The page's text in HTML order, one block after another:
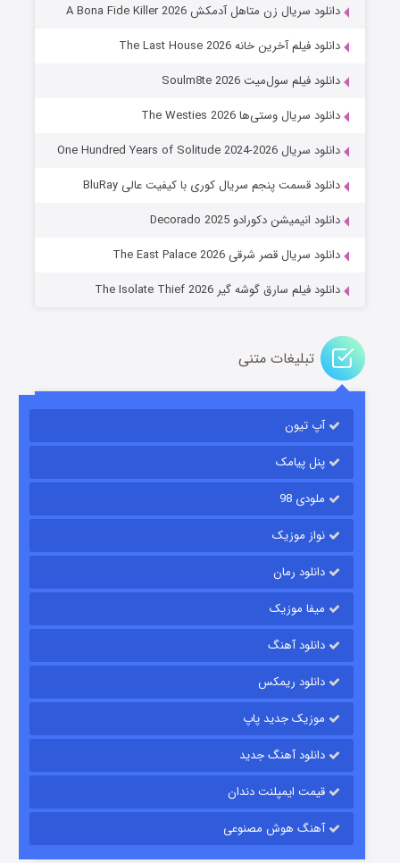
عملیات آپارتمان
قسمت۲ (زیرنویس) منتشر شد
شکست استوارت در نجات جهان
قسمت
دانلود سریال زن متاهل آدمکش A Bona Fide Killer 2026
دانلود فیلم آخرین خانه The Last House 2026
دانلود فیلم سول‌میت Soulm8te 2026
دانلود سریال وستی‌ها The Westies 2026
دانلود سریال One Hundred Years of Solitude 2024-2026
دانلود قسمت پنجم سریال کوری با کیفیت عالی BluRay
دانلود انیمیشن دکورادو Decorado 2025
دانلود سریال قصر شرقی The East Palace 2026
دانلود فیلم سارق گوشه گیر The Isolate Thief 2026
تبلیغات متنی
آپ تیون
پنل پیامک
ملودی 98
نواز موزیک
دانلود رمان
میفا موزیک
دانلود آهنگ
دانلود ریمکس
موزیک جدید پاپ
دانلود آهنگ جدید
قیمت ایمپلنت دندان
آهنگ هوش مصنوعی